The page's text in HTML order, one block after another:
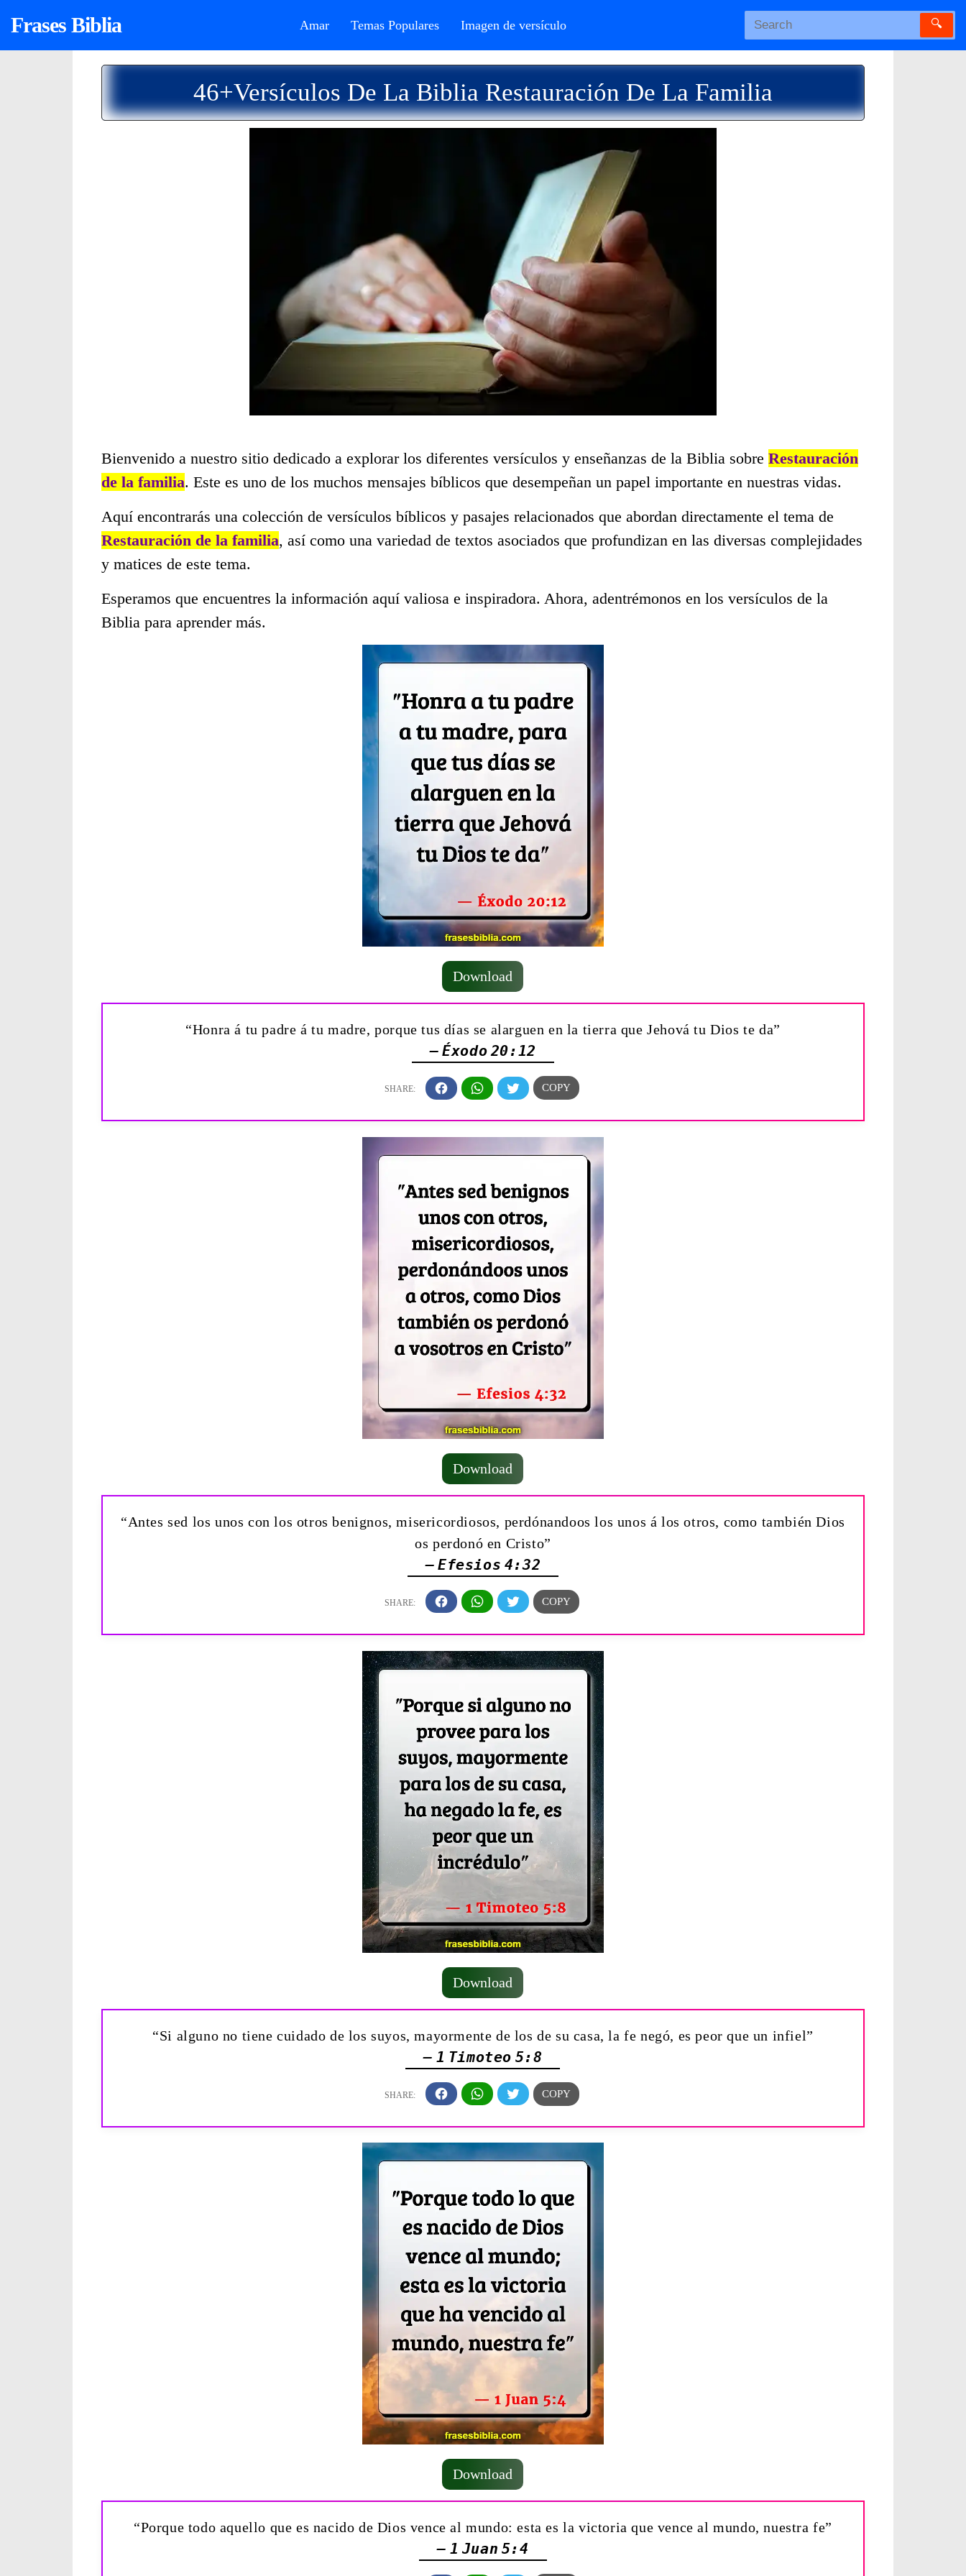
Frases Biblia Amar Temas Populares Imagen de versículo 🔍
46+Versículos De La Biblia Restauración De La Familia
Bienvenido a nuestro sitio dedicado a explorar los diferentes versículos y enseñanzas de la Biblia sobre Restauración
de la familia. Este es uno de los muchos mensajes bíblicos que desempeñan un papel importante en nuestras vidas.
Aquí encontrarás una colección de versículos bíblicos y pasajes relacionados que abordan directamente el tema de
Restauración de la familia, así como una variedad de textos asociados que profundizan en las diversas complejidades
y matices de este tema.
Esperamos que encuentres la información aquí valiosa e inspiradora. Ahora, adentrémonos en los versículos de la
Biblia para aprender más.
Download
“Honra á tu padre á tu madre, porque tus días se alarguen en la tierra que Jehová tu Dios te da”
— Éxodo 20:12
Download
“Antes sed los unos con los otros benignos, misericordiosos, perdónandoos los unos á los otros, como también Dios
os perdonó en Cristo”
— Efesios 4:32
Download
“Si alguno no tiene cuidado de los suyos, mayormente de los de su casa, la fe negó, es peor que un infiel”
— 1 Timoteo 5:8
Download
“Porque todo aquello que es nacido de Dios vence al mundo: esta es la victoria que vence al mundo, nuestra fe”
— 1 Juan 5:4